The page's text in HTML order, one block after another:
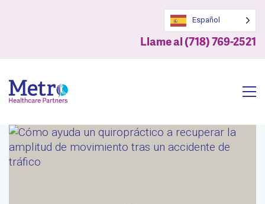
Español
Llame al (718) 769-2521